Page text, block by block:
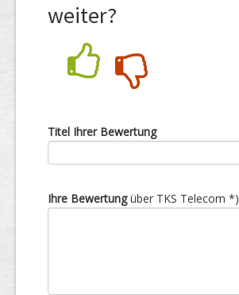
weiter?
Titel Ihrer Bewertung
Ihre Bewertungüber TKS Telecom *)